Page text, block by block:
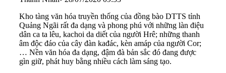
Kho tàng văn hóa truyền thống của đồng bào DTTS tỉnh
Quảng Ngãi rất đa dạng và phong phú với những làn điệu
dân ca ta lêu, kachoi da diết của người Hrê; những thanh
âm độc đáo của cây đàn kađác, kèn amáp của người Cor;
… Nền văn hóa đa dạng, đậm đà bản sắc đó đang được
gìn giữ, phát huy bằng nhiều cách làm sáng tạo.